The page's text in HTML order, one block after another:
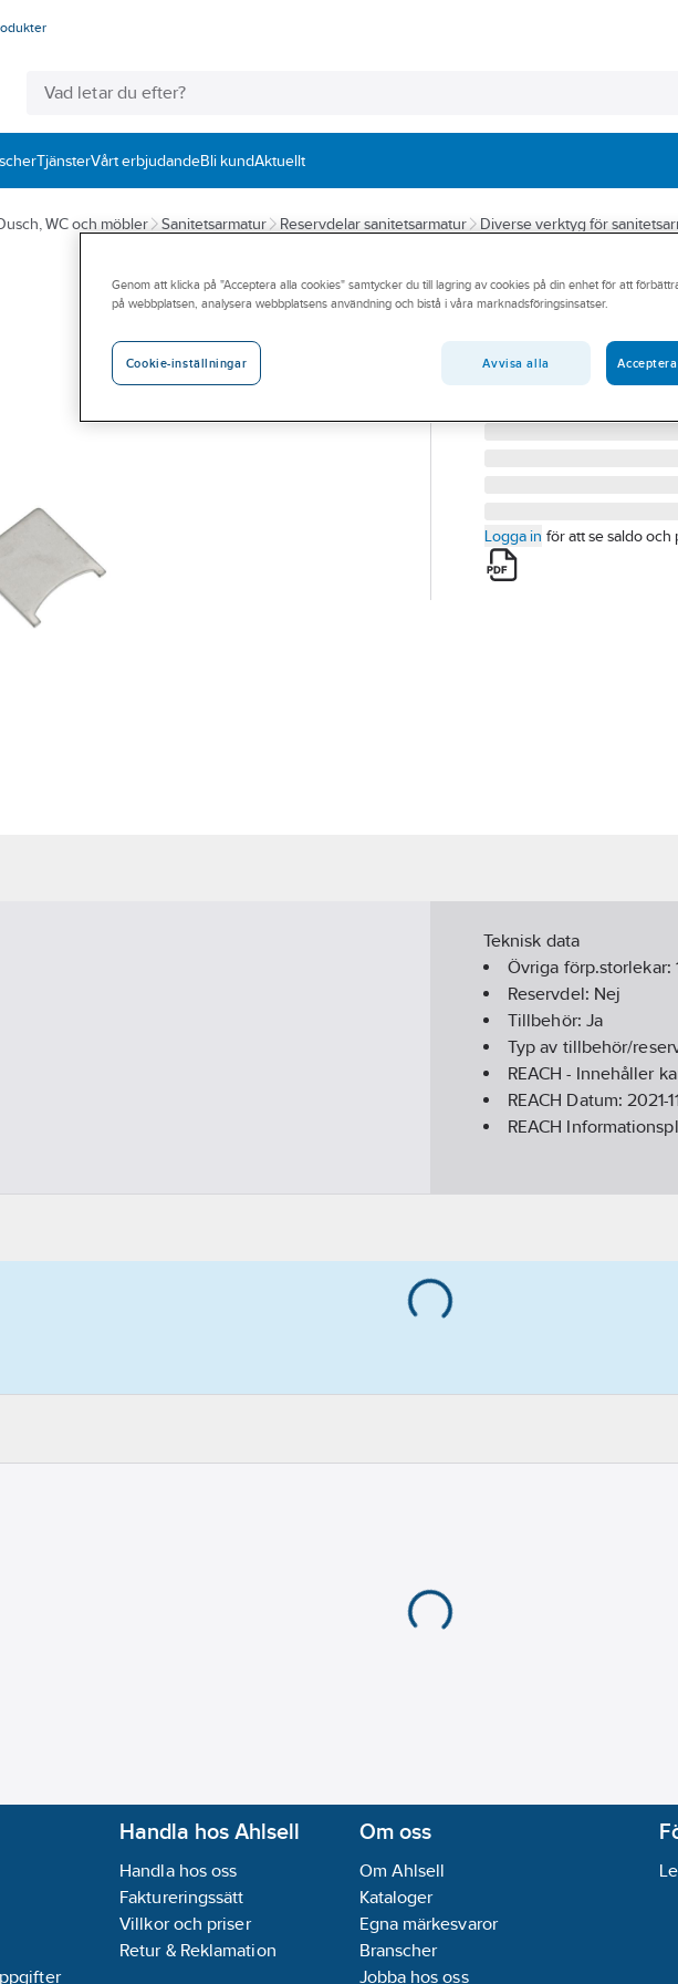
TjänsterVårt erbjudandeBli kundAktuellt
WC och möbler Sanitetsarmatur Reservdelar sanitetsarmatur Diverse verktyg för
MORA
Nyckel för
MORAINXX A2
Artikelnummer:
8346497
708481.AE
Logga in för att se saldo och
Teknisk data
Övriga förp.storlekar:
Reservdel: Nej
Tillbehör: Ja
Typ av tillbehör/
REACH - Innehåller
REACH Datum:2021-
REACH
Handla hos Ahlsell
Handla hos oss
Faktureringssätt
Villkor och priser
Retur & Reklamation
Om oss
Om Ahlsell
Kataloger
Egna märkesvaror
Branscher
Jobba hos oss
Genom att klicka på "Acceptera alla cookies" samtycker du till lagring av cookies på din enhet för att
på webbplatsen, analysera webbplatsens användning och bistå i våra marknadsföringsinsatser.
Cookie-inställningar Avvisa alla